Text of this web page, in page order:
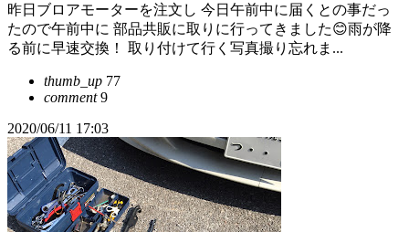
昨日ブロアモーターを注文し 今日午前中に届くとの事だっ
たので午前中に 部品共販に取りに行ってきました😊雨が降
る前に早速交換！ 取り付けて行く写真撮り忘れま...
thumb_up 77
comment9
2020/06/11 17:03